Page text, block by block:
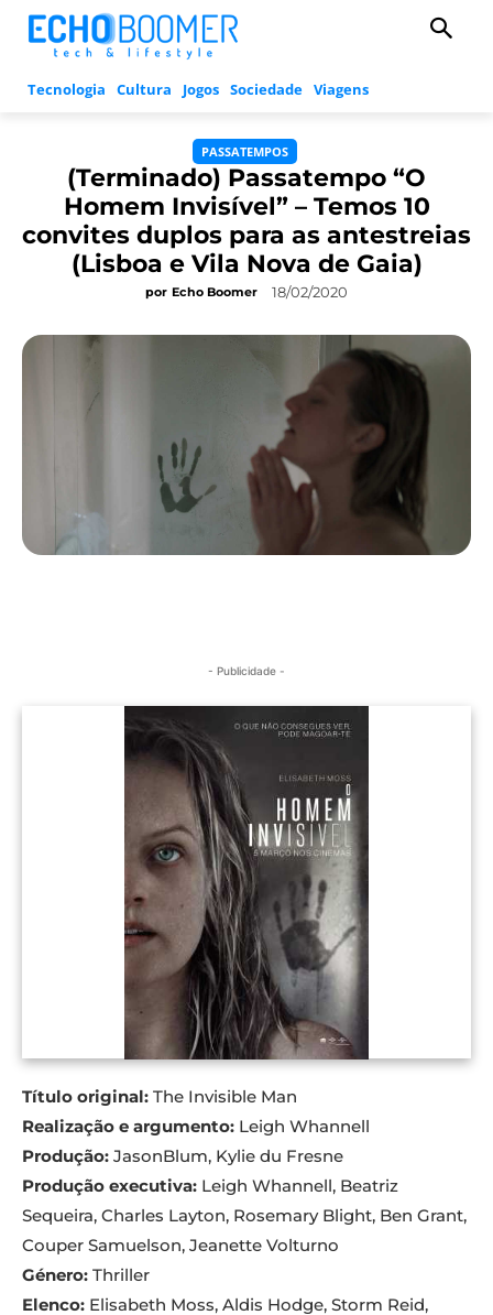
Tecnologia Cultura Jogos Sociedade Viagens
PASSATEMPOS
(Terminado) Passatempo “O
Homem Invisível” – Temos 10
convites duplos para as antestreias
(Lisboa e Vila Nova de Gaia)
por Echo Boomer 18/02/2020
- Publicidade -
Título original: The Invisible Man
Realização e argumento: Leigh Whannell
Produção: JasonBlum, Kylie du Fresne
Produção executiva: Leigh Whannell, Beatriz
Sequeira, Charles Layton, Rosemary Blight, Ben Grant,
Couper Samuelson, Jeanette Volturno
Género: Thriller
Elenco: Elisabeth Moss, Aldis Hodge, Storm Reid,